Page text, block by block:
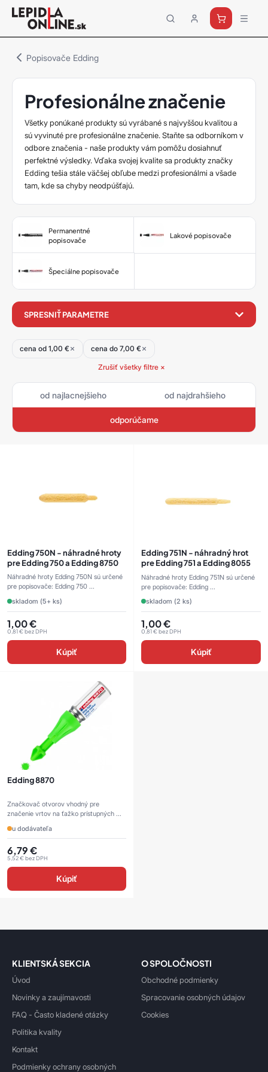
Priemyselné
lepidlá
Loctite
Popisovače Edding
Profesionálne značenie
Všetky ponúkané produkty sú vyrábané s najvyššou kvalitou a
sú vyvinuté pre profesionálne značenie. Staňte sa odborníkom v
odbore značenia - naše produkty vám pomôžu dosiahnuť
perfektné výsledky. Vďaka svojej kvalite sa produkty značky
Edding tešia stále väčšej obľube medzi profesionálmi a všade
tam, kde sa chyby neodpúšťajú.
Permanentné
popisovače
Lakové popisovače
Špeciálne popisovače
filter
SPRESNIŤ PARAMETRE
cena od 1,00 € cena do 7,00 €
Zrušiť všetky filtre ×
odporúčame
od najlacnejšieho od najdrahšieho
Edding 750N - náhradné hroty
pre Edding 750 a Edding 8750
Náhradné hroty Edding 750N sú určené
pre popisovače: Edding 750 ...
skladom (5+ ks)
1,00€
0,81€bez DPH
Kúpiť
Edding 751N - náhradný hrot
pre Edding 751 a Edding 8055
Náhradné hroty Edding 751N sú určené
pre popisovače: Edding ...
skladom (2 ks)
1,00€
0,81€bez DPH
Kúpiť
Edding 8870
Značkovač otvorov vhodný pre
značenie vrtov na ťažko prístupných ...
u dodávateľa
6,79€
5,52€bez DPH
Kúpiť
KLIENTSKÁ SEKCIA
Úvod
Novinky a zaujímavosti
FAQ - Často kladené otázky
Politika kvality
Kontakt
Podmienky ochrany osobných
O SPOLOČNOSTI
Obchodné podmienky
Spracovanie osobných údajov
Cookies